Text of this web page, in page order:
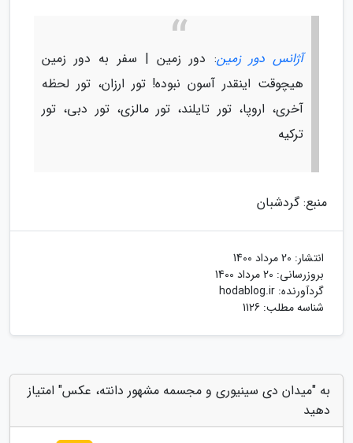
آژانس دور زمین: دور زمین | سفر به دور زمین
هیچوقت اینقدر آسون نبوده! تور ارزان، تور لحظه
آخری، اروپا، تور تایلند، تور مالزی، تور دبی، تور
ترکیه
منبع: گردشبان
انتشار: 20 مرداد 1400
بروزرسانی: 20 مرداد 1400
گردآورنده: hodablog.ir
شناسه مطلب: 1126
به "میدان دی سینیوری و مجسمه مشهور دانته، عکس" امتیاز
دهید